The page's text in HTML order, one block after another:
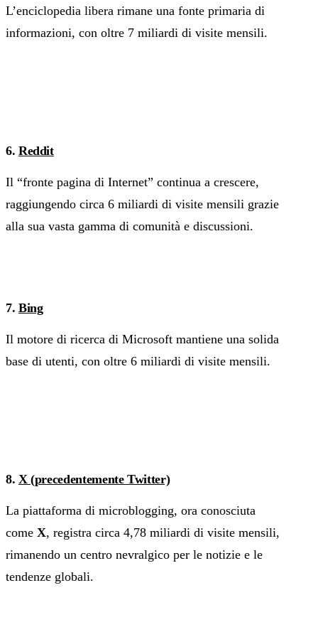
L’enciclopedia libera rimane una fonte primaria di
informazioni, con oltre 7 miliardi di visite mensili.
6. Reddit
Il “fronte pagina di Internet” continua a crescere,
raggiungendo circa 6 miliardi di visite mensili grazie
alla sua vasta gamma di comunità e discussioni.
7. Bing
Il motore di ricerca di Microsoft mantiene una solida
base di utenti, con oltre 6 miliardi di visite mensili.
8. X (precedentemente Twitter)
La piattaforma di microblogging, ora conosciuta
come X, registra circa 4,78 miliardi di visite mensili,
rimanendo un centro nevralgico per le notizie e le
tendenze globali.